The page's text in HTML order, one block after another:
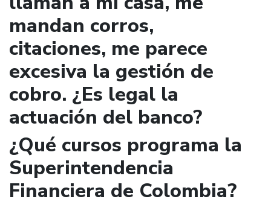
mandan corros,
citaciones, me parece
excesiva la gestión de
cobro. ¿Es legal la
actuación del banco?
¿Qué cursos programa la
Superintendencia
Financiera de Colombia?